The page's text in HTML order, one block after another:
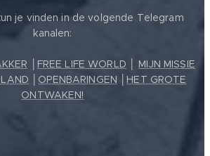
je vinden in de volgende Telegram
kanalen:
FREE LIFE WORLD
MIJN MISSIE
OPENBARINGEN
HET GROTE
ONTWAKEN!